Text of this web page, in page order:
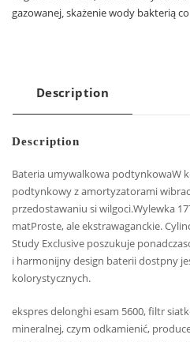
gazowanej,skażenie wody bakterią
Description
Description
Bateria umywalkowa podtynkowaW
podtynkowy z amortyzatorami
przedostawaniu si wilgoci.Wylewka
matProste, ale ekstrawaganckie.
Study Exclusive poszukuje
i harmonijny design baterii dostpny
kolorystycznych.
ekspres delonghi esam 5600, filtr
mineralnej, czym odkamienić,